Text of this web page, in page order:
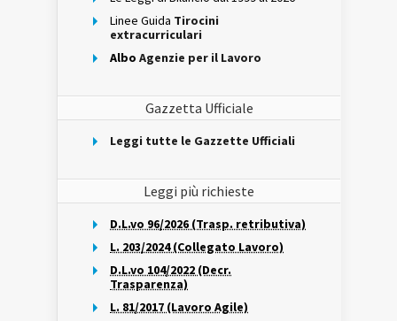
Linee Guida Tirocini
extracurriculari
Albo Agenzie per il Lavoro
Gazzetta Ufficiale
Leggi tutte le Gazzette Ufficiali
Leggi più richieste
D.L.vo 96/2026 (Trasp. retributiva)
L. 203/2024 (Collegato Lavoro)
D.L.vo 104/2022 (Decr.
Trasparenza)
L. 81/2017 (Lavoro Agile)